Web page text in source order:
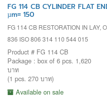
FG 114 CB CYLINDER FLAT
µm= 150
FG 114 CB RESTORATION IN LAY,
836 ISO 806 314 110 544 015
Product # FG 114 CB
Package : box of 6 pcs. 1,620
บาท
(1 pcs. 270 บาท)
Available on sale